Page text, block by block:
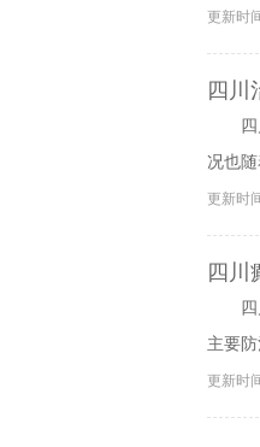
更新时
四川
况也
更新时
四川
主要
更新时